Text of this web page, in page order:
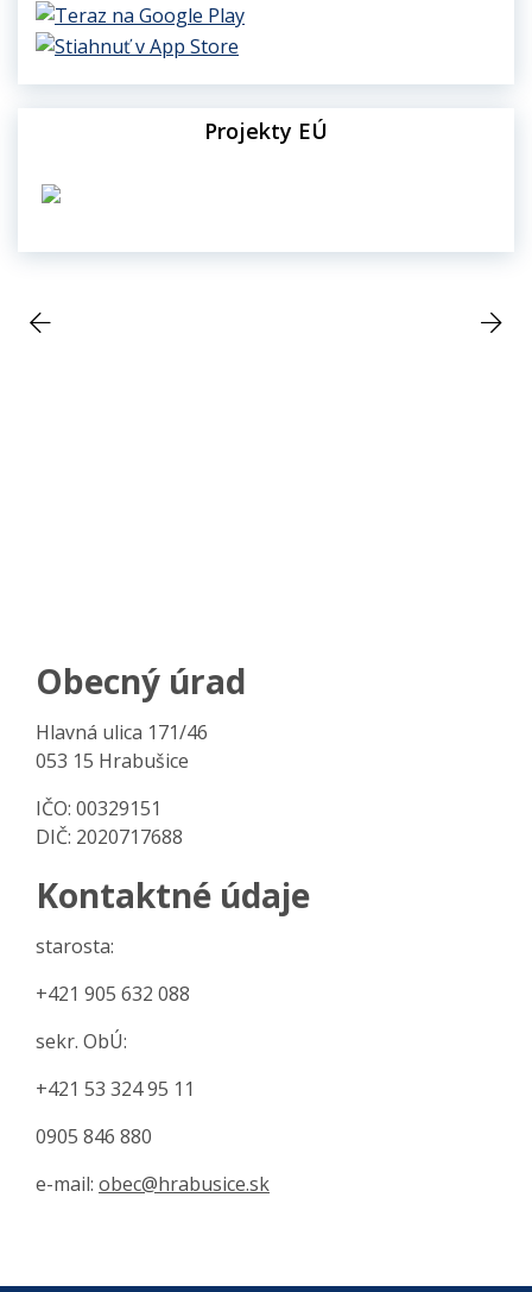
Projekty EÚ
Obecný úrad
Hlavná ulica 171/46
053 15 Hrabušice
IČO: 00329151
DIČ: 2020717688
Kontaktné údaje
starosta:
+421 905 632 088
sekr. ObÚ:
+421 53 324 95 11
0905 846 880
e-mail: obec@hrabusice.sk